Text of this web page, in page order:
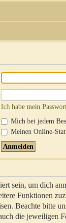
Ich habe mein
Mich bei jedem
Meinen Online-
sein, um dich
Funktionen
Beachte bitte
die jeweiligen